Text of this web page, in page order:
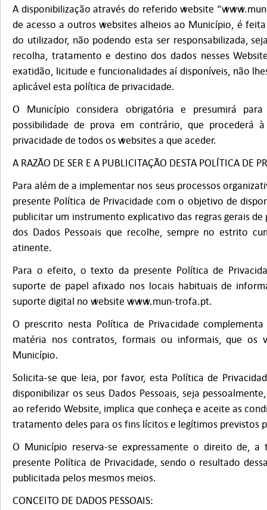
A disponibilização através do referido website
de acesso a outros websites alheios ao Município, é
do utilizador, não podendo esta ser responsabilizada,
recolha, tratamento e destino dos dados nesses
exatidão, licitude e funcionalidades aí disponíveis, não
aplicável esta política de privacidade.
O Município considera obrigatória e presumirá
possibilidade de prova em contrário, que procederá
privacidade de todos os websites a que aceder.
A RAZÃO DE SER E A PUBLICITAÇÃO DESTA POLÍTICA DE
Para além de a implementar nos seus processos
presente Política de Privacidade com o objetivo de
publicitar um instrumento explicativo das regras gerais
dos Dados Pessoais que recolhe, sempre no estrito
atinente.
Para o efeito, o texto da presente Política de
suporte de papel afixado nos locais habituais de
suporte digital no website www.mun-trofa.pt.
O prescrito nesta Política de Privacidade
matéria nos contratos, formais ou informais, que os
Município.
Solicita-se que leia, por favor, esta Política de
disponibilizar os seus Dados Pessoais, seja
ao referido Website, implica que conheça e aceite as
tratamento deles para os fins lícitos e legítimos previstos
O Município reserva-se expressamente o direito de,
presente Política de Privacidade, sendo o resultado
publicitada pelos mesmos meios.
CONCEITO DE DADOS PESSOAIS: